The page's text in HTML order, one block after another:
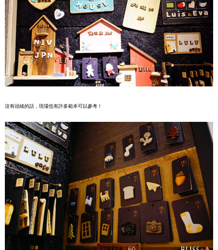
沒有頭緒的話，現場也有許多範本可以參考！